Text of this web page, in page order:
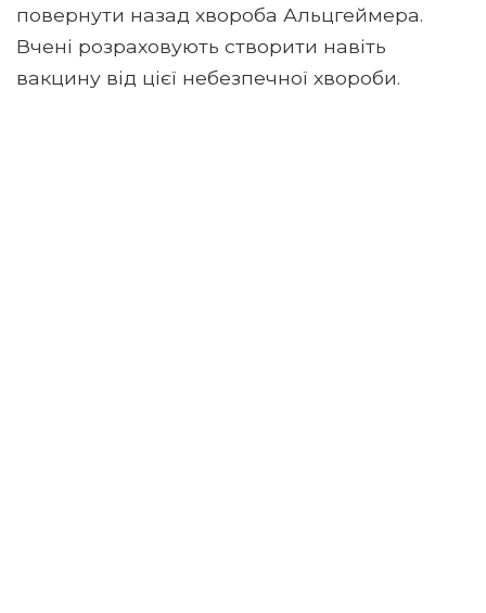
повернути назад хвороба Альцгеймера.
Вчені розраховують створити навіть
вакцину від цієї небезпечної хвороби.